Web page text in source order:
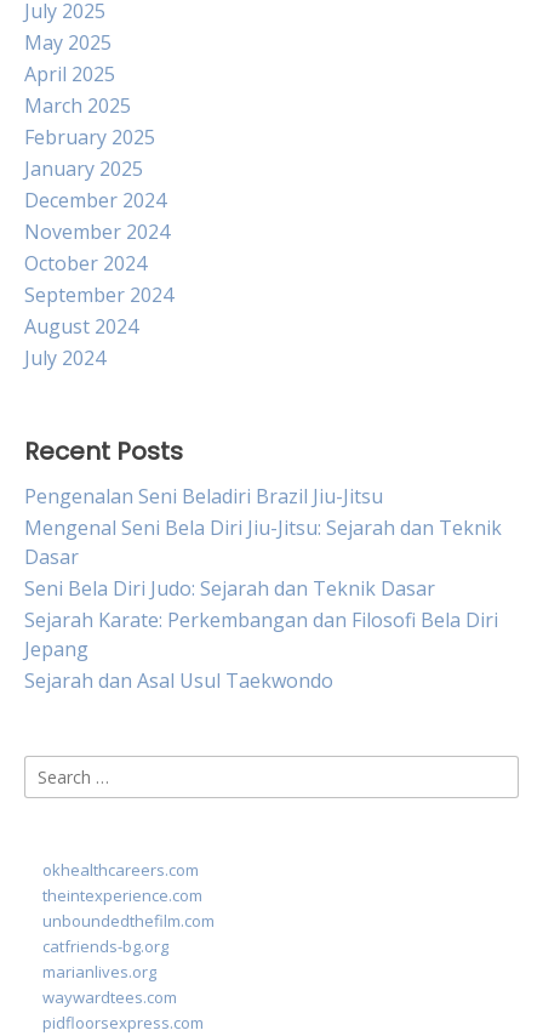
July 2025
May 2025
April 2025
March 2025
February 2025
January 2025
December 2024
November 2024
October 2024
September 2024
August 2024
July 2024
Recent Posts
Pengenalan Seni Beladiri Brazil Jiu-Jitsu
Mengenal Seni Bela Diri Jiu-Jitsu: Sejarah dan Teknik
Dasar
Seni Bela Diri Judo: Sejarah dan Teknik Dasar
Sejarah Karate: Perkembangan dan Filosofi Bela Diri
Jepang
Sejarah dan Asal Usul Taekwondo
Search
for:
okhealthcareers.com
theintexperience.com
unboundedthefilm.com
catfriends-bg.org
marianlives.org
waywardtees.com
pidfloorsexpress.com